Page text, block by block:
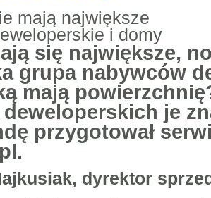
się największe,
grupa nabywców
mają
je
przygotował
dyrektor